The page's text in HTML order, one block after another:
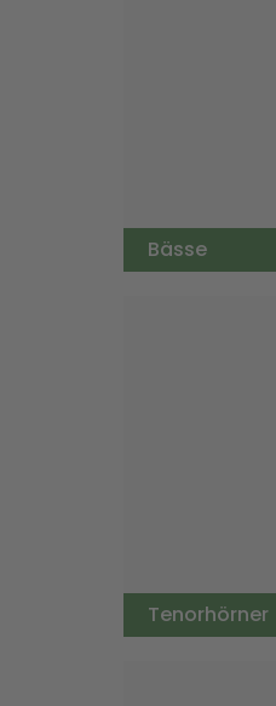
Bässe
Tenorhörner